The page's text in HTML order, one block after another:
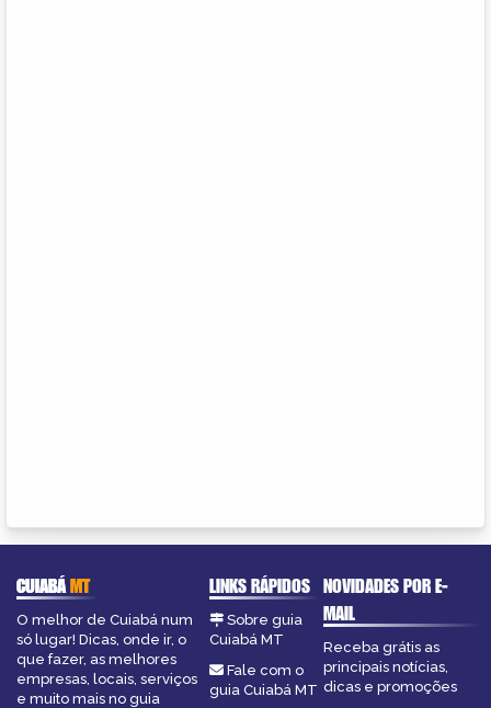
CUIABÁMT
O melhor de Cuiabá num
só lugar! Dicas, onde ir, o
que fazer, as melhores
empresas, locais, serviços
e muito mais no guia
LINKS RÁPIDOS
Sobre guia
Cuiabá MT
Fale com o
guia Cuiabá MT
NOVIDADES POR E-
MAIL
Receba grátis as
principais notícias,
dicas e promoções